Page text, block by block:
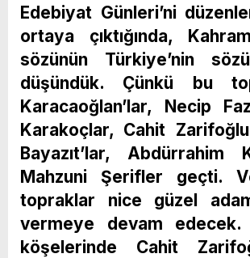
Edebiyat Günleri’ni
ortaya çıktığında,
sözünün Türkiye’nin
düşündük. Çünkü bu
Karacaoğlan’lar, Necip
Karakoçlar, Cahit
Bayazıt’lar, Abdürrahim
Mahzuni Şerifler geçti.
topraklar nice güzel
vermeye devam edecek.
köşelerinde Cahit